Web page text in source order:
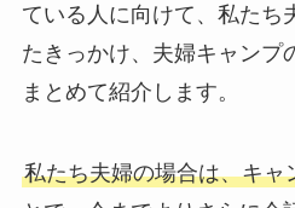
ている人に向けて、私たち
たきっかけ、夫婦キャンプ
まとめて紹介します。
私たち夫婦の場合は、キャ